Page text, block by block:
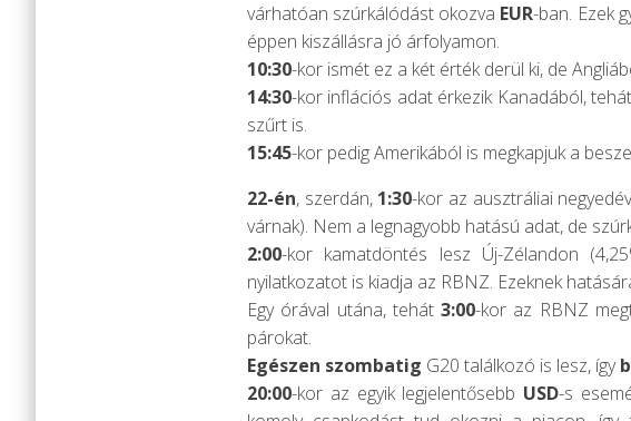
várhatóan szúrkálódást okozva EUR-ban. Ezek
éppen kiszállásra jó árfolyamon.
10:30-kor ismét ez a két érték derül ki, de
14:30-kor inflációs adat érkezik Kanadából,
szűrt is.
15:45-kor pedig Amerikából is megkapjuk a
22-én, szerdán, 1:30-kor az ausztráliai
várnak). Nem a legnagyobb hatású adat, de
2:00-kor kamatdöntés lesz Új-Zélandon
nyilatkozatot is kiadja az RBNZ. Ezeknek
Egy órával utána, tehát 3:00-kor az RBNZ
párokat.
Egészen szombatig G20 találkozó is lesz, így
20:00-kor az egyik legjelentősebb USD-s